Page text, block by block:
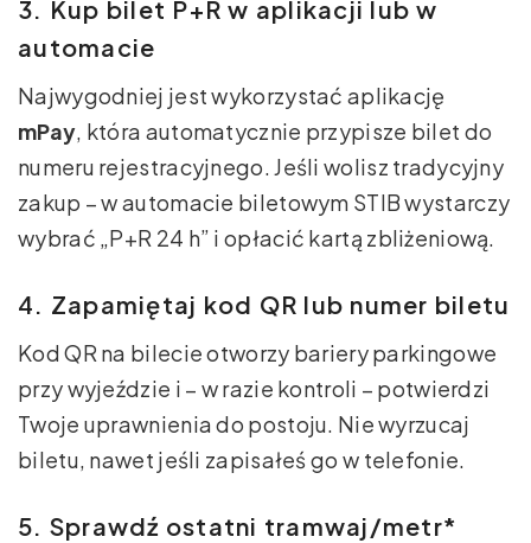
3. Kup bilet P+R w aplikacji lub w
automacie
Najwygodniej jest wykorzystać aplikację
mPay, która automatycznie przypisze bilet do
numeru rejestracyjnego. Jeśli wolisz tradycyjny
zakup – w automacie biletowym STIB wystarczy
wybrać „P+R 24 h” i opłacić kartą zbliżeniową.
4. Zapamiętaj kod QR lub numer biletu
Kod QR na bilecie otworzy bariery parkingowe
przy wyjeździe i – w razie kontroli – potwierdzi
Twoje uprawnienia do postoju. Nie wyrzucaj
biletu, nawet jeśli zapisałeś go w telefonie.
5. Sprawdź ostatni tramwaj/metr*